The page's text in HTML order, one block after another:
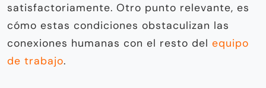
satisfactoriamente. Otro punto relevante, es
cómo estas condiciones obstaculizan las
conexiones humanas con el resto del equipo
de trabajo.